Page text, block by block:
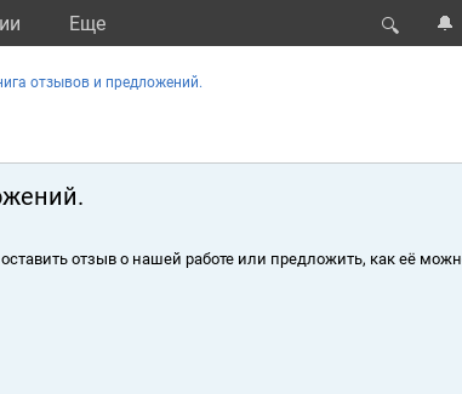
Eще 🔍 🔔
отзывов и предложений.
отзыв о нашей работе или предложить, как её